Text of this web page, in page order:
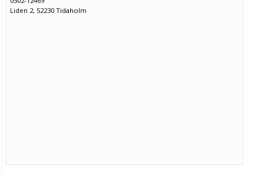
Liden 2, 52230 Tidaholm